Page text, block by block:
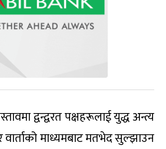
द्वन्द्वरत पक्षहरूलाई युद्ध अन्त्य
वार्ताको माध्यमबाट मतभेद सुल्झाउन